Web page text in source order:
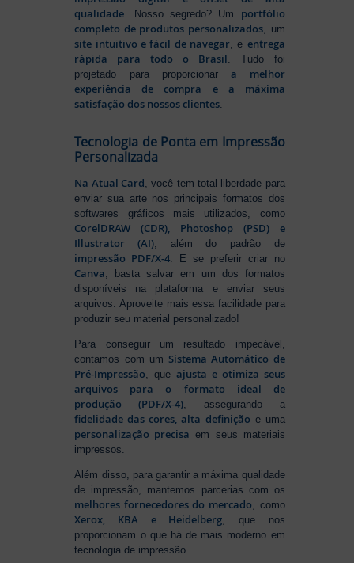
qualidade . Nosso segredo? Um portfólio
completo de produtos personalizados , um
site intuitivo e fácil de navegar , e entrega
rápida para todo o Brasil . Tudo foi
projetado para proporcionara melhor
experiência de compra e a máxima
satisfação dos nossos clientes
Tecnologia de Ponta em Impressão
Personalizada
Na Atual Card, você tem total liberdade para
enviar sua arte nos principais formatos dos
softwares gráficos mais utilizados, como
CorelDRAW (CDR), Photoshop (PSD) e
Illustrator (AI), além do padrão de
impressão PDF/X-4. E se preferir criar no
Canva, basta salvar em um dos formatos
disponíveis na plataforma e enviar seus
arquivos. Aproveite mais essa facilidade para
produzir seu material personalizado!
Para conseguir um resultado impecável,
contamos com um Sistema Automático de
Pré-Impressão, queajusta e otimiza seus
arquivos para o formato ideal de
produção (PDF/X-4), assegurando a
fidelidade das cores, alta definição e uma
personalização precisa em seus materiais
impressos.
Além disso, para garantir a máxima qualidade
de impressão, mantemos parcerias com os
melhores fornecedores do mercado , como
Xerox, KBA e Heidelberg , que nos
proporcionam o que há de mais moderno em
tecnologia de impressão.